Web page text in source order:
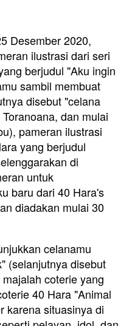
Desember 2020,
ilustrasi dari seri
berjudul "Aku ingin
sambil membuat
disebut "celana
dan mulai
pameran ilustrasi
yang berjudul
di
untuk
baru dari 40 Hara's
diadakan mulai 30
celanamu
(selanjutnya disebut
coterie yang
40 Hara "Animal
karena situasinya di